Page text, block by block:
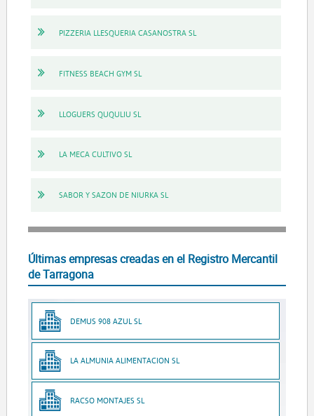
PIZZERIA LLESQUERIA CASANOSTRA SL
FITNESS BEACH GYM SL
LLOGUERS QUQULIU SL
LA MECA CULTIVO SL
SABOR Y SAZON DE NIURKA SL
Últimas empresas creadas en el Registro Mercantil
de Tarragona
DEMUS 908 AZUL SL
LA ALMUNIA ALIMENTACION SL
RACSO MONTAJES SL